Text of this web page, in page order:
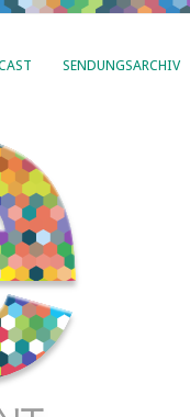
SENDUNGSARCHIV